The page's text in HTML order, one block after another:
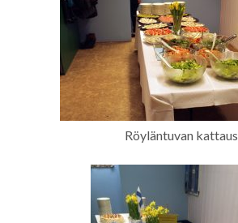
Röyläntuvan kattaus